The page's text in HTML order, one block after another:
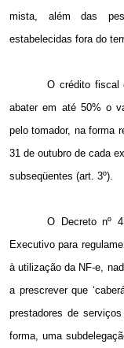
mista, além das
estabelecidas fora do
O crédito fiscal
abater em até 50% o
pelo tomador, na forma
31 de outubro de cada
subseqüentes (art. 3º).
O Decreto nº
Executivo para
à utilização da NF-e,
a prescrever que
prestadores de
forma, uma